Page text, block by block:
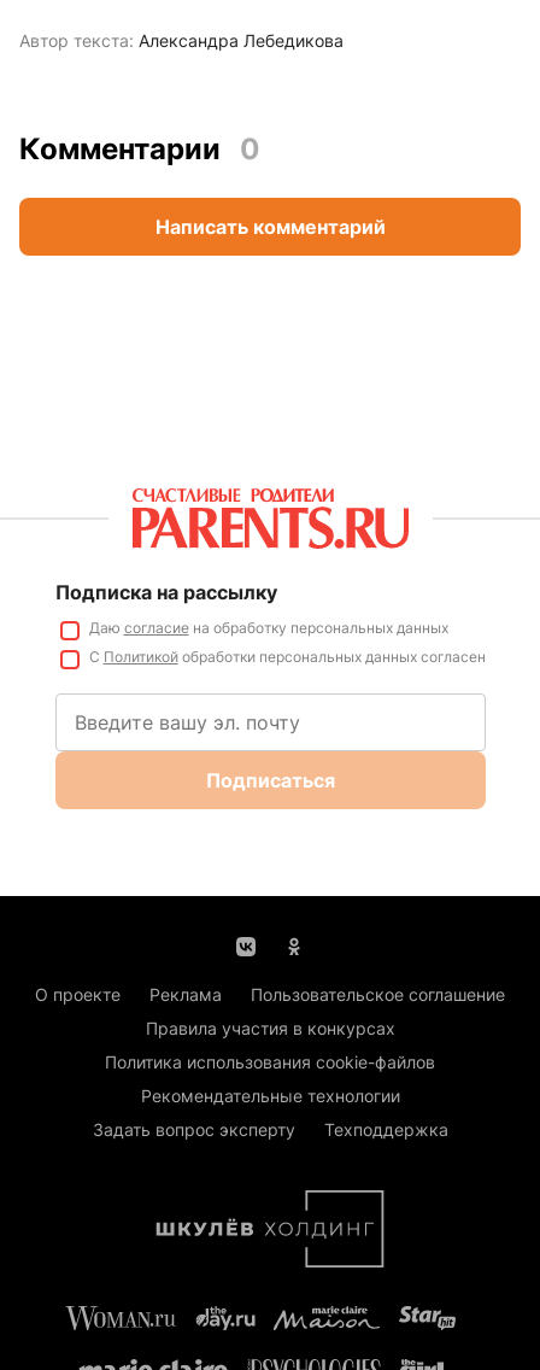
Автор текста: Александра Лебедикова
Комментарии 0
Написать комментарий
Подписка на рассылку
Даю согласиена обработку персональных данных
С Политикойобработки персональных данных согласен
Подписаться
О проекте Реклама
Пользовательское соглашение
Правила участия в конкурсах
Политика использования cookie-файлов
Рекомендательные технологии
Задать вопрос эксперту
Техподдержка